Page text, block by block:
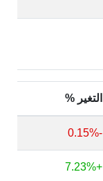
التغير %
-0.15%
+7.23%